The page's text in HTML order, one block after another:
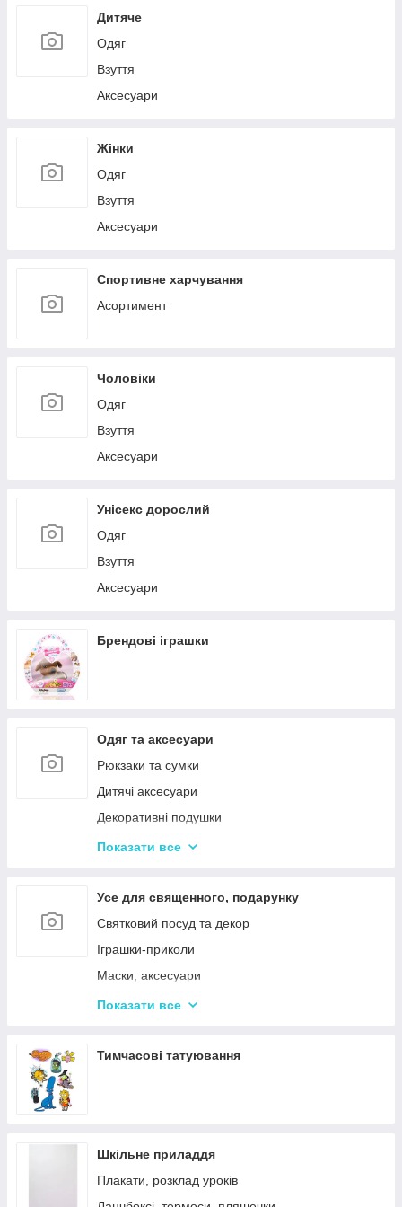
Дитяче
Одяг
Взуття
Аксесуари
Жінки
Одяг
Взуття
Аксесуари
Спортивне харчування
Асортимент
Чоловіки
Одяг
Взуття
Аксесуари
Унісекс дорослий
Одяг
Взуття
Аксесуари
Брендові іграшки
Одяг та аксесуари
Рюкзаки та сумки
Дитячі аксесуари
Декоративні подушки
Дитячі парасольки
Показати все
Усе для священного, подарунку
Святковий посуд та декор
Іграшки-приколи
Маски, аксесуари
Повітряні кульки
Фоторамки і фотоальбоми
Показати все
Тимчасові татуювання
Шкільне приладдя
Плакати, розклад уроків